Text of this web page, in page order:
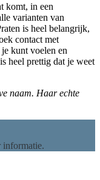
komt, in een
varianten van
is heel belangrijk,
contact met
kunt voelen en
heel prettig dat je weet
naam. Haar echte